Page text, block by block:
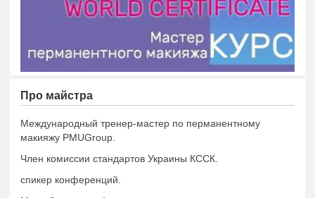
Про майстра
Международный тренер-мастер по перманентному
макияжу PMUGroup.
Член комиссии стандартов Украины КССК.
спикер конференций.